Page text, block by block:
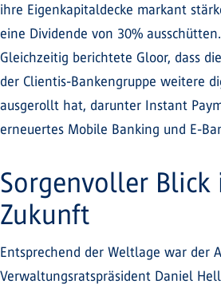
ihre Eigenkapitaldecke markant
eine Dividende von 30% ausschütten.
Gleichzeitig berichtete Gloor, dass
der Clientis-Bankengruppe weitere
ausgerollt hat, darunter Instant
erneuertes Mobile Banking und E-
Sorgenvoller Blick
Zukunft
Entsprechend der Weltlage war der
Verwaltungsratspräsident Daniel